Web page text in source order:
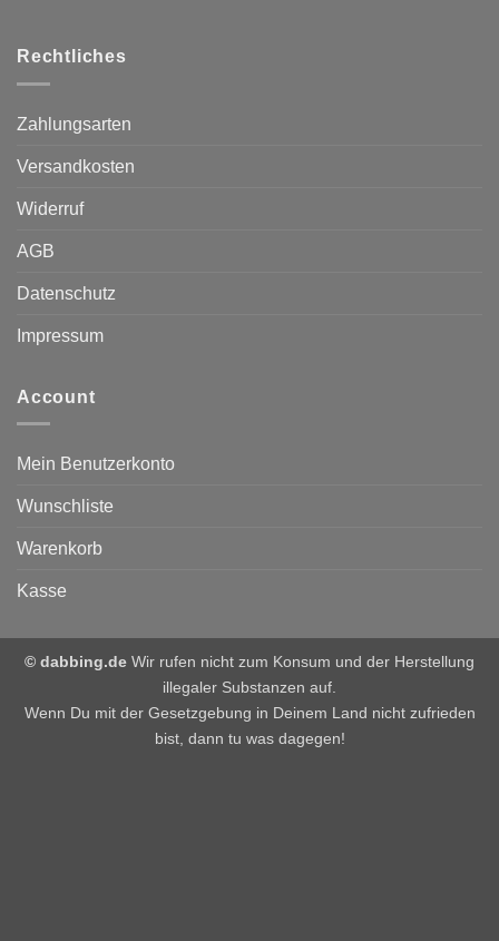
Rechtliches
Zahlungsarten
Versandkosten
Widerruf
AGB
Datenschutz
Impressum
Account
Mein Benutzerkonto
Wunschliste
Warenkorb
Kasse
© dabbing.de Wir rufen nicht zum Konsum und der Herstellung
illegaler Substanzen auf.
Wenn Du mit der Gesetzgebung in Deinem Land nicht zufrieden
bist, dann tu was dagegen!